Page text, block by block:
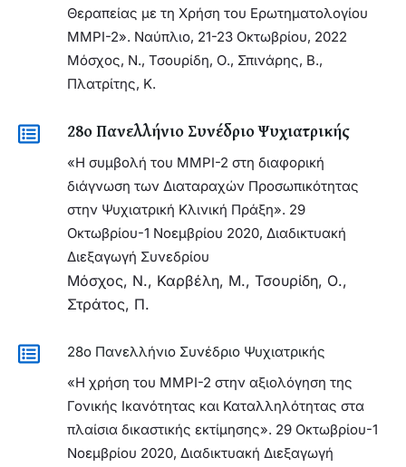
Θεραπείας με τη Χρήση του Ερωτηματολογίου
MMPI-2». Ναύπλιο, 21-23 Οκτωβρίου, 2022
Μόσχος, Ν., Τσουρίδη, Ο., Σπινάρης, Β.,
Πλατρίτης, Κ.
28ο Πανελλήνιο Συνέδριο Ψυχιατρικής
«Η συμβολή του MMPI-2 στη διαφορική
διάγνωση των Διαταραχών Προσωπικότητας
στην Ψυχιατρική Κλινική Πράξη». 29
Οκτωβρίου-1 Νοεμβρίου 2020, Διαδικτυακή
Διεξαγωγή Συνεδρίου
Μόσχος, Ν., Καρβέλη, Μ., Τσουρίδη, Ο.,
Στράτος, Π.
28ο Πανελλήνιο Συνέδριο Ψυχιατρικής
«Η χρήση του MMPI-2 στην αξιολόγηση της
Γονικής Ικανότητας και Καταλληλότητας στα
πλαίσια δικαστικής εκτίμησης». 29 Οκτωβρίου-1
Νοεμβρίου 2020, Διαδικτυακή Διεξαγωγή